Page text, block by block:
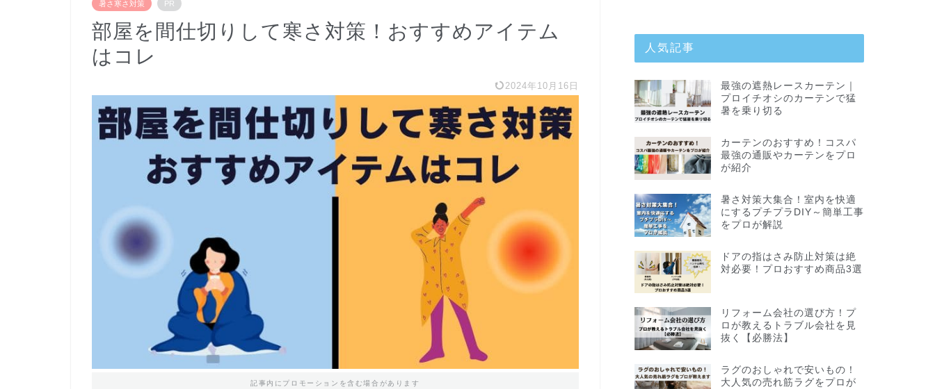
暑さ寒さ対策 PR
部屋を間仕切りして寒さ対策！おすすめアイテム
はコレ
2024年10月16日
記事内にプロモーションを含む場合があります
人気記事
最強の遮熱レースカーテン｜
プロイチオシのカーテンで猛
暑を乗り切る
カーテンのおすすめ！コスパ
最強の通販やカーテンをプロ
が紹介
暑さ対策大集合！室内を快適
にするプチプラDIY～簡単工事
をプロが解説
ドアの指はさみ防止対策は絶
対必要！プロおすすめ商品3選
リフォーム会社の選び方！プ
ロが教えるトラブル会社を見
抜く【必勝法】
ラグのおしゃれで安いもの！
大人気の売れ筋ラグをプロが